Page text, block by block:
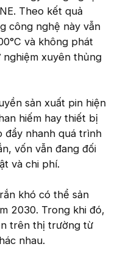
Theo kết quả
công nghệ này vẫn
và không phát
xuyên thủng
sản xuất pin hiện
hiếm hay thiết bị
đẩy nhanh quá trình
vốn vẫn đang đối
và chi phí.
khó có thể sản
2030. Trong khi đó,
trên thị trường từ
nhau.